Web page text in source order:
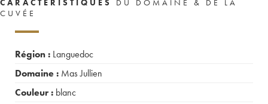
CARACTÉRISTIQUES
DU DOMAINE & DE LA
CUVÉE
Région : Languedoc
Domaine : Mas Jullien
Couleur : blanc